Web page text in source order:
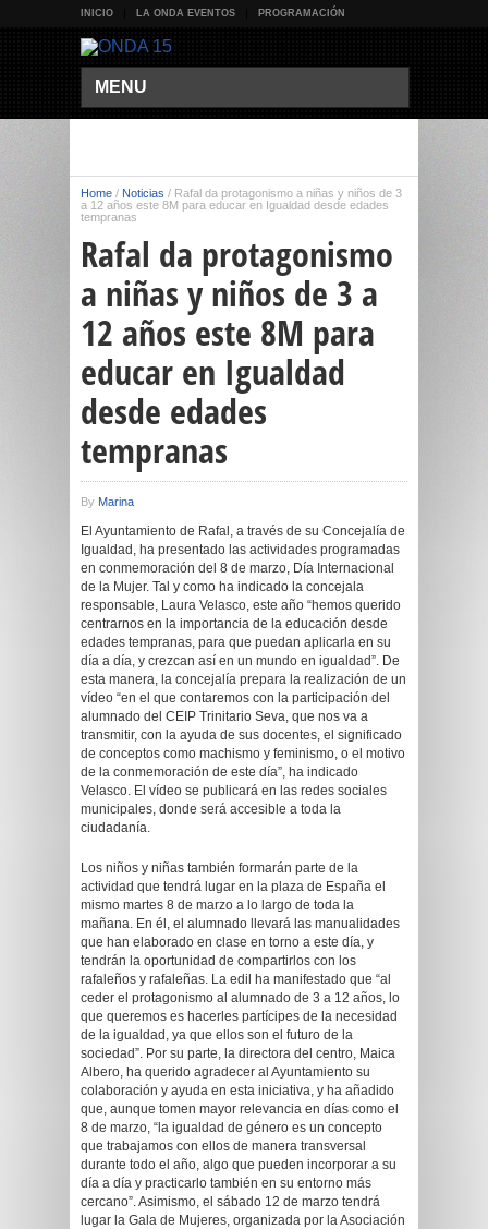
INICIO LA ONDA EVENTOS PROGRAMACIÓN
MENU
Home / Noticias / Rafal da protagonismo a niñas y niños de 3
a 12 años este 8M para educar en Igualdad desde edades
tempranas
Rafal da protagonismo
a niñas y niños de 3 a
12 años este 8M para
educar en Igualdad
desde edades
tempranas
By Marina
El Ayuntamiento de Rafal, a través de su Concejalía de
Igualdad, ha presentado las actividades programadas
en conmemoración del 8 de marzo, Día Internacional
de la Mujer. Tal y como ha indicado la concejala
responsable, Laura Velasco, este año “hemos querido
centrarnos en la importancia de la educación desde
edades tempranas, para que puedan aplicarla en su
día a día, y crezcan así en un mundo en igualdad”. De
esta manera, la concejalía prepara la realización de un
vídeo “en el que contaremos con la participación del
alumnado del CEIP Trinitario Seva, que nos va a
transmitir, con la ayuda de sus docentes, el significado
de conceptos como machismo y feminismo, o el motivo
de la conmemoración de este día”, ha indicado
Velasco. El vídeo se publicará en las redes sociales
municipales, donde será accesible a toda la
ciudadanía.
Los niños y niñas también formarán parte de la
actividad que tendrá lugar en la plaza de España el
mismo martes 8 de marzo a lo largo de toda la
mañana. En él, el alumnado llevará las manualidades
que han elaborado en clase en torno a este día, y
tendrán la oportunidad de compartirlos con los
rafaleños y rafaleñas. La edil ha manifestado que “al
ceder el protagonismo al alumnado de 3 a 12 años, lo
que queremos es hacerles partícipes de la necesidad
de la igualdad, ya que ellos son el futuro de la
sociedad”. Por su parte, la directora del centro, Maica
Albero, ha querido agradecer al Ayuntamiento su
colaboración y ayuda en esta iniciativa, y ha añadido
que, aunque tomen mayor relevancia en días como el
8 de marzo, “la igualdad de género es un concepto
que trabajamos con ellos de manera transversal
durante todo el año, algo que pueden incorporar a su
día a día y practicarlo también en su entorno más
cercano”. Asimismo, el sábado 12 de marzo tendrá
lugar la Gala de Mujeres, organizada por la Asociación